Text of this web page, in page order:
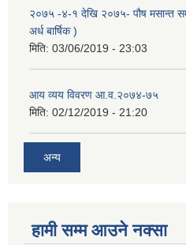
२०७५ -४-१ देखि २०७५- पौष मसान्त
अर्ध बार्षिक )
मिति: 03/06/2019 - 23:03
आय व्यय विवरण आ.व.२०७४-७५
मिति: 02/12/2019 - 21:20
अन्य
हामी सम्म आउने नक्सा